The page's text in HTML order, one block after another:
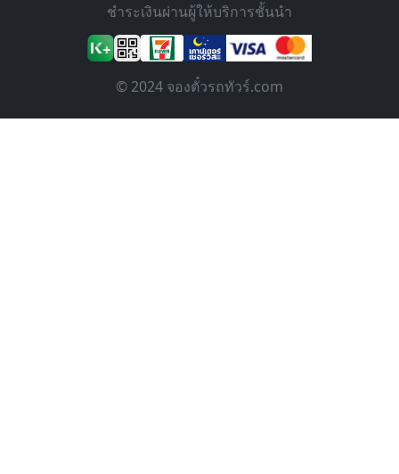
ชำระเงินผ่านผู้ให้บริการชั้นนำ
© 2024 จองตั๋วรถทัวร์.com